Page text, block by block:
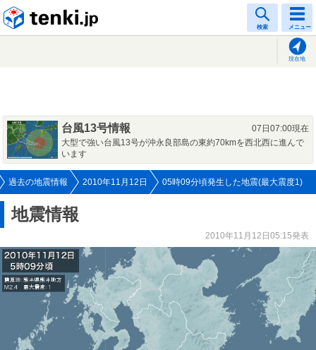
検索 メニュー
現在地
台風13号情報
07日07:00現在
大型で強い台風13号が沖永良部島の東約70kmを西北西に進んで
います
過去の地震情報 2010年11月12日 05時09分頃発生した地震(最大震度1)
地震情報
2010年11月12日05:15発表